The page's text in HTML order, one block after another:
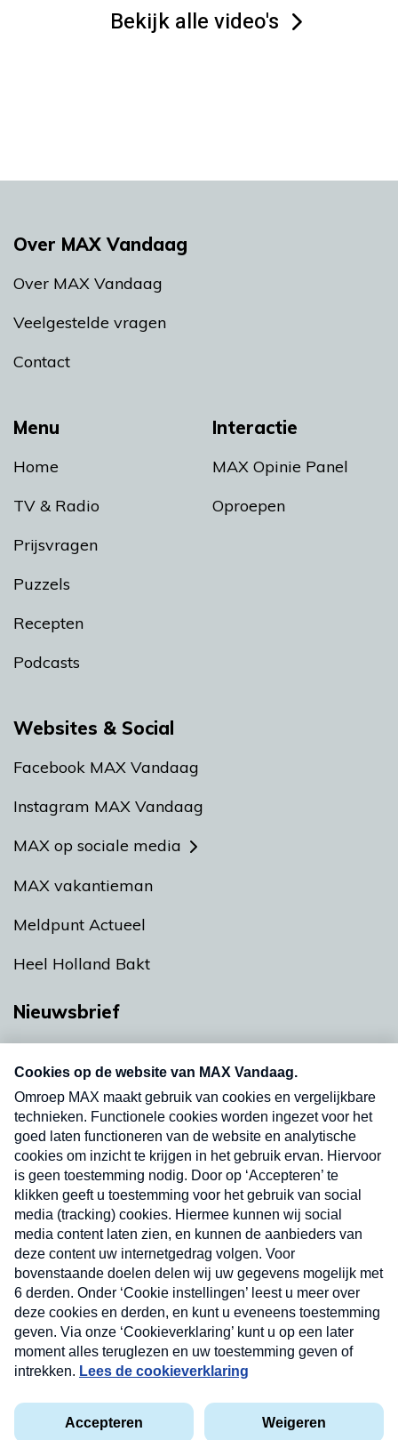
Bekijk alle video's
Menu
Home
TV & Radio
Prijsvragen
Puzzels
Recepten
Podcasts
Interactie
MAX Opinie Panel
Oproepen
Over MAX Vandaag
Over MAX Vandaag
Veelgestelde vragen
Contact
Websites & Social
Facebook MAX Vandaag
Instagram MAX Vandaag
MAX op sociale media
MAX vakantieman
Meldpunt Actueel
Heel Holland Bakt
Nieuwsbrief
nieuwsbrief. Elke vrijdag- en dinsdagochtend in
uw mailbox.
Verzend
Privacyverklaring
Cookieverklaring
Kwetsbaarheid melden
Nieuwsbrief
Neem hier een gratis abonnement op onze
nieuwsbrief. Elke vrijdag- en dinsdagochtend in uw